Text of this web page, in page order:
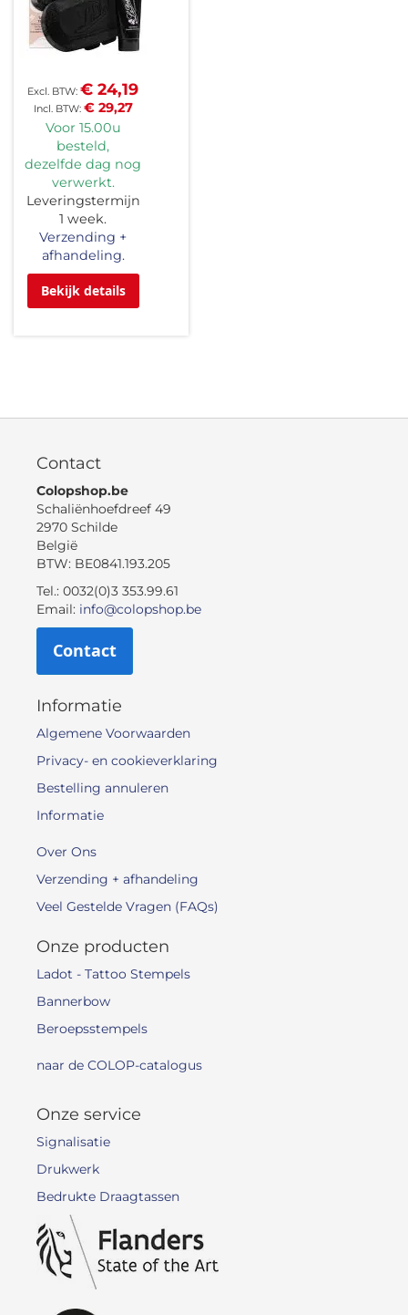
€ 29,27
€ 24,19
Voor 15.00u
besteld,
dezelfde dag nog
verwerkt.
Leveringstermijn
1 week.
Verzending +
afhandeling.
Bekijk details
Contact
Colopshop.be
Schaliënhoefdreef 49
2970 Schilde
België
BTW: BE0841.193.205
Tel.: 0032(0)3 353.99.61
Email: info@colopshop.be
Contact
Informatie
Algemene Voorwaarden
Privacy- en cookieverklaring
Bestelling annuleren
Informatie
Over Ons
Verzending + afhandeling
Veel Gestelde Vragen (FAQs)
Onze producten
Ladot - Tattoo Stempels
Bannerbow
Beroepsstempels
naar de COLOP-catalogus
Onze service
Signalisatie
Drukwerk
Bedrukte Draagtassen